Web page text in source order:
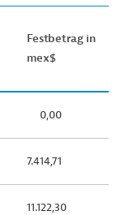
Festbetrag in
mex$
0,00
7.414,71
11.122,30